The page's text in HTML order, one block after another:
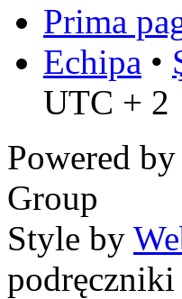
Prima
Echipa •
UTC + 2
Powered by
Group
Style by
podręczniki